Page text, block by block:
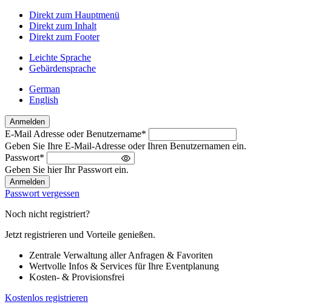
Direkt zum Hauptmenü
Direkt zum Inhalt
Direkt zum Footer
Leichte Sprache
Gebärdensprache
German
English
Anmelden
Willkommen
zurück!
Bitte
melden
Sie
sich
an
E-Mail Adresse oder Benutzername*
Geben Sie Ihre E-Mail-Adresse oder Ihren Benutzernamen ein.
Passwort*
Geben Sie hier Ihr Passwort ein.
Passwort vergessen
Noch nicht registriert?
Jetzt registrieren und Vorteile genießen.
Zentrale Verwaltung aller Anfragen & Favoriten
Wertvolle Infos & Services für Ihre Eventplanung
Kosten- & Provisionsfrei
Kostenlos registrieren